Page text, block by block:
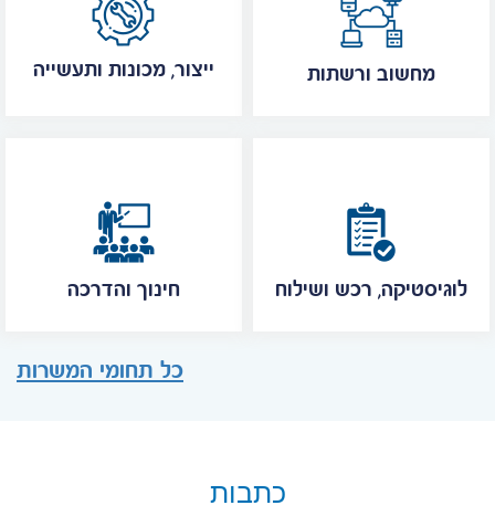
ייצור, מכונות ותעשייה מחשוב ורשתות
חינוך והדרכה לוגיסטיקה, רכש ושילוח
כל תחומי המשרות
כתבות